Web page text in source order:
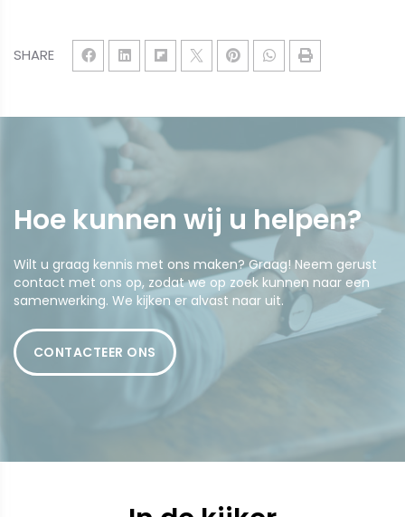
SHARE
Hoe kunnen wij u helpen?
Wilt u graag kennis met ons maken? Graag! Neem gerust
contact met ons op, zodat we op zoek kunnen naar een
samenwerking. We kijken er alvast naar uit.
CONTACTEER ONS